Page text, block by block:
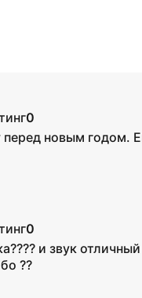
0
новым годом.
0
и звук
??